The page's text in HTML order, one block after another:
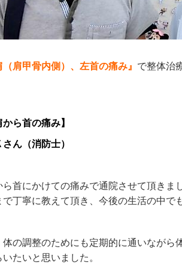
（肩甲骨内側）、左首の痛み』 で整体治
から首の痛み】
さん（消防士）
ら首にかけての痛みで通院させて頂きま
で丁寧に教えて頂き、今後の生活の中で
体の調整のためにも定期的に通いながら
いたいと思いました。